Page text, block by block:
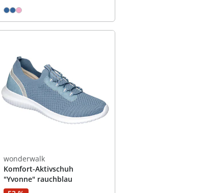
wonderwalk
Komfort-Aktivschuh
"Yvonne" rauchblau